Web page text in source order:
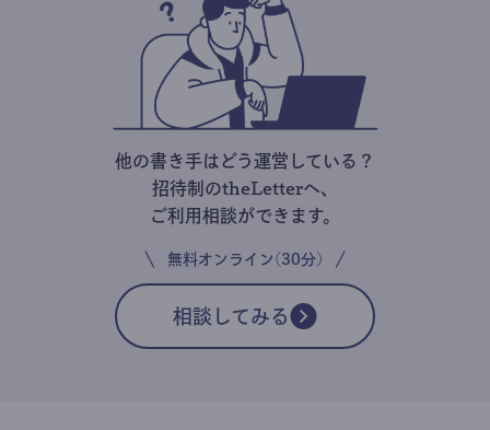
他の書き手はどう運営している？
招待制のtheLetterへ、
ご利用相談ができます。
無料オンライン(30分)
相談してみる